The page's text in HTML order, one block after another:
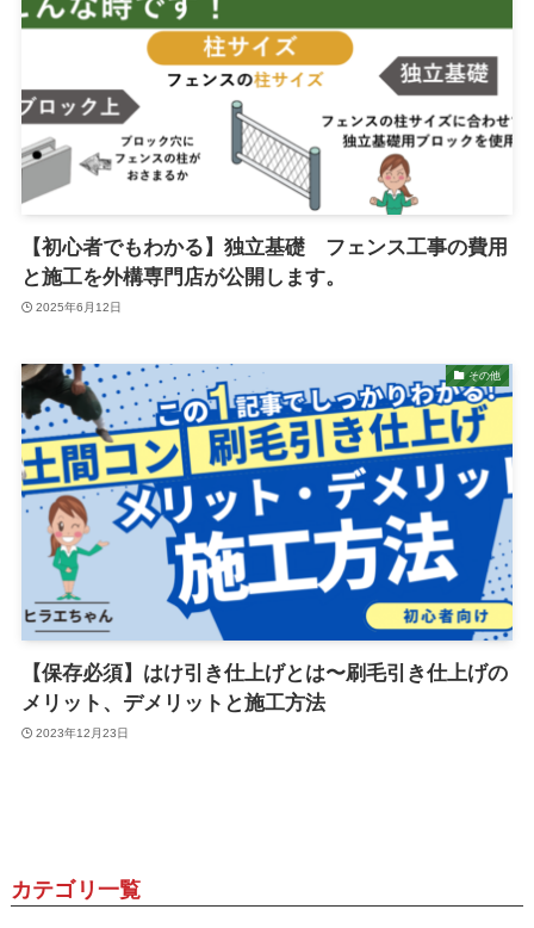
【初心者でもわかる】独立基礎 フェンス工事の費用
と施工を外構専門店が公開します。
2025年6月12日
その他
【保存必須】はけ引き仕上げとは〜刷毛引き仕上げの
メリット、デメリットと施工方法
2023年12月23日
カテゴリ一覧